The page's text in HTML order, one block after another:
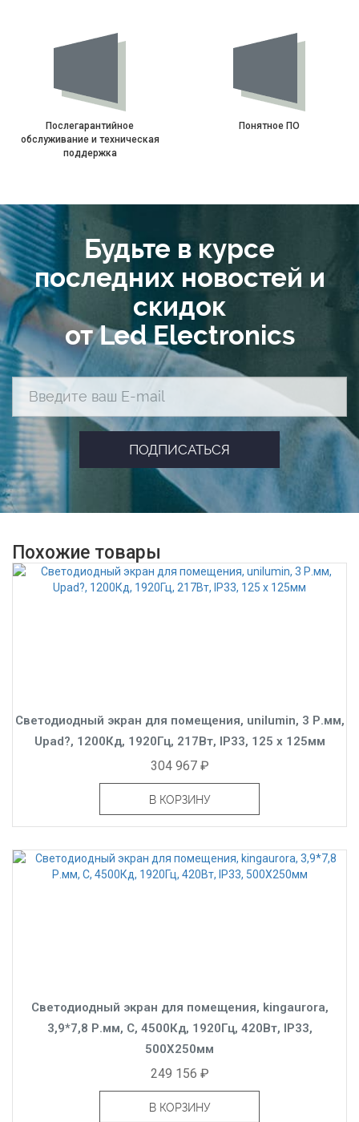
Послегарантийное
обслуживание и техническая
поддержка
Понятное ПО
Будьте в курсе
последних новостей и
скидок
от Led Electronics
Похожие товары
Светодиодный экран для помещения, unilumin, 3 Р.мм,
Upad?, 1200Кд, 1920Гц, 217Вт, IP33, 125 x 125мм
304 967 ₽
В КОРЗИНУ
Светодиодный экран для помещения, kingaurora,
3,9*7,8 Р.мм, C, 4500Кд, 1920Гц, 420Вт, IP33,
500X250мм
249 156 ₽
В КОРЗИНУ